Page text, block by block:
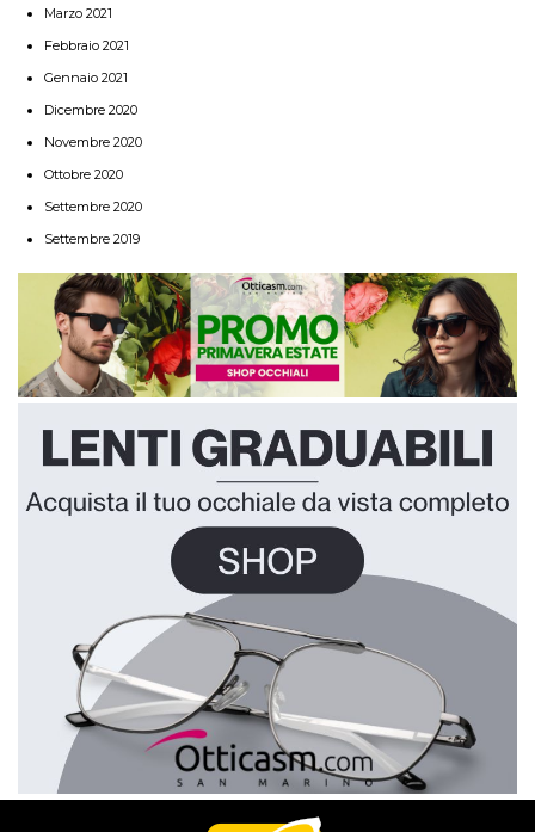
Marzo 2021
Febbraio 2021
Gennaio 2021
Dicembre 2020
Novembre 2020
Ottobre 2020
Settembre 2020
Settembre 2019